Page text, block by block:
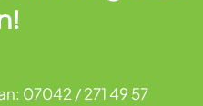
07042 / 271 49 57